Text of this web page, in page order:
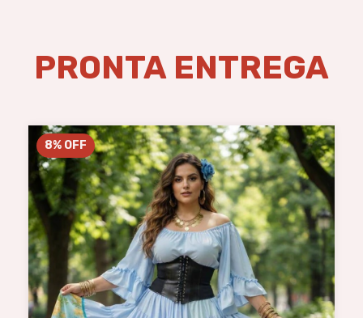
PRONTA ENTREGA
8% OFF